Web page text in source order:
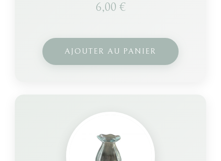
6,00 €
AJOUTER AU PANIER